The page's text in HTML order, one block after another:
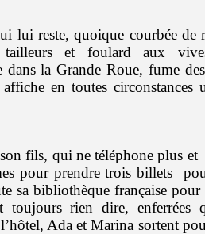
lui reste, quoique courbée de
tailleurs et foulard aux
la Grande Roue, fume
en toutes circonstances
fils, qui ne téléphone plus et
pour prendre trois billets
sa bibliothèque française
toujours rien dire, enferrées
Ada et Marina sortent